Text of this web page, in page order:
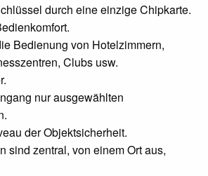
durch eine einzige Chipkarte.
Bedienung von Hotelzimmern,
Clubs usw.
nur ausgewählten
der Objektsicherheit.
sind zentral, von einem Ort aus,